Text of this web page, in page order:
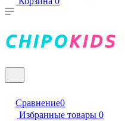
Сравнение0
Избранные товары 0